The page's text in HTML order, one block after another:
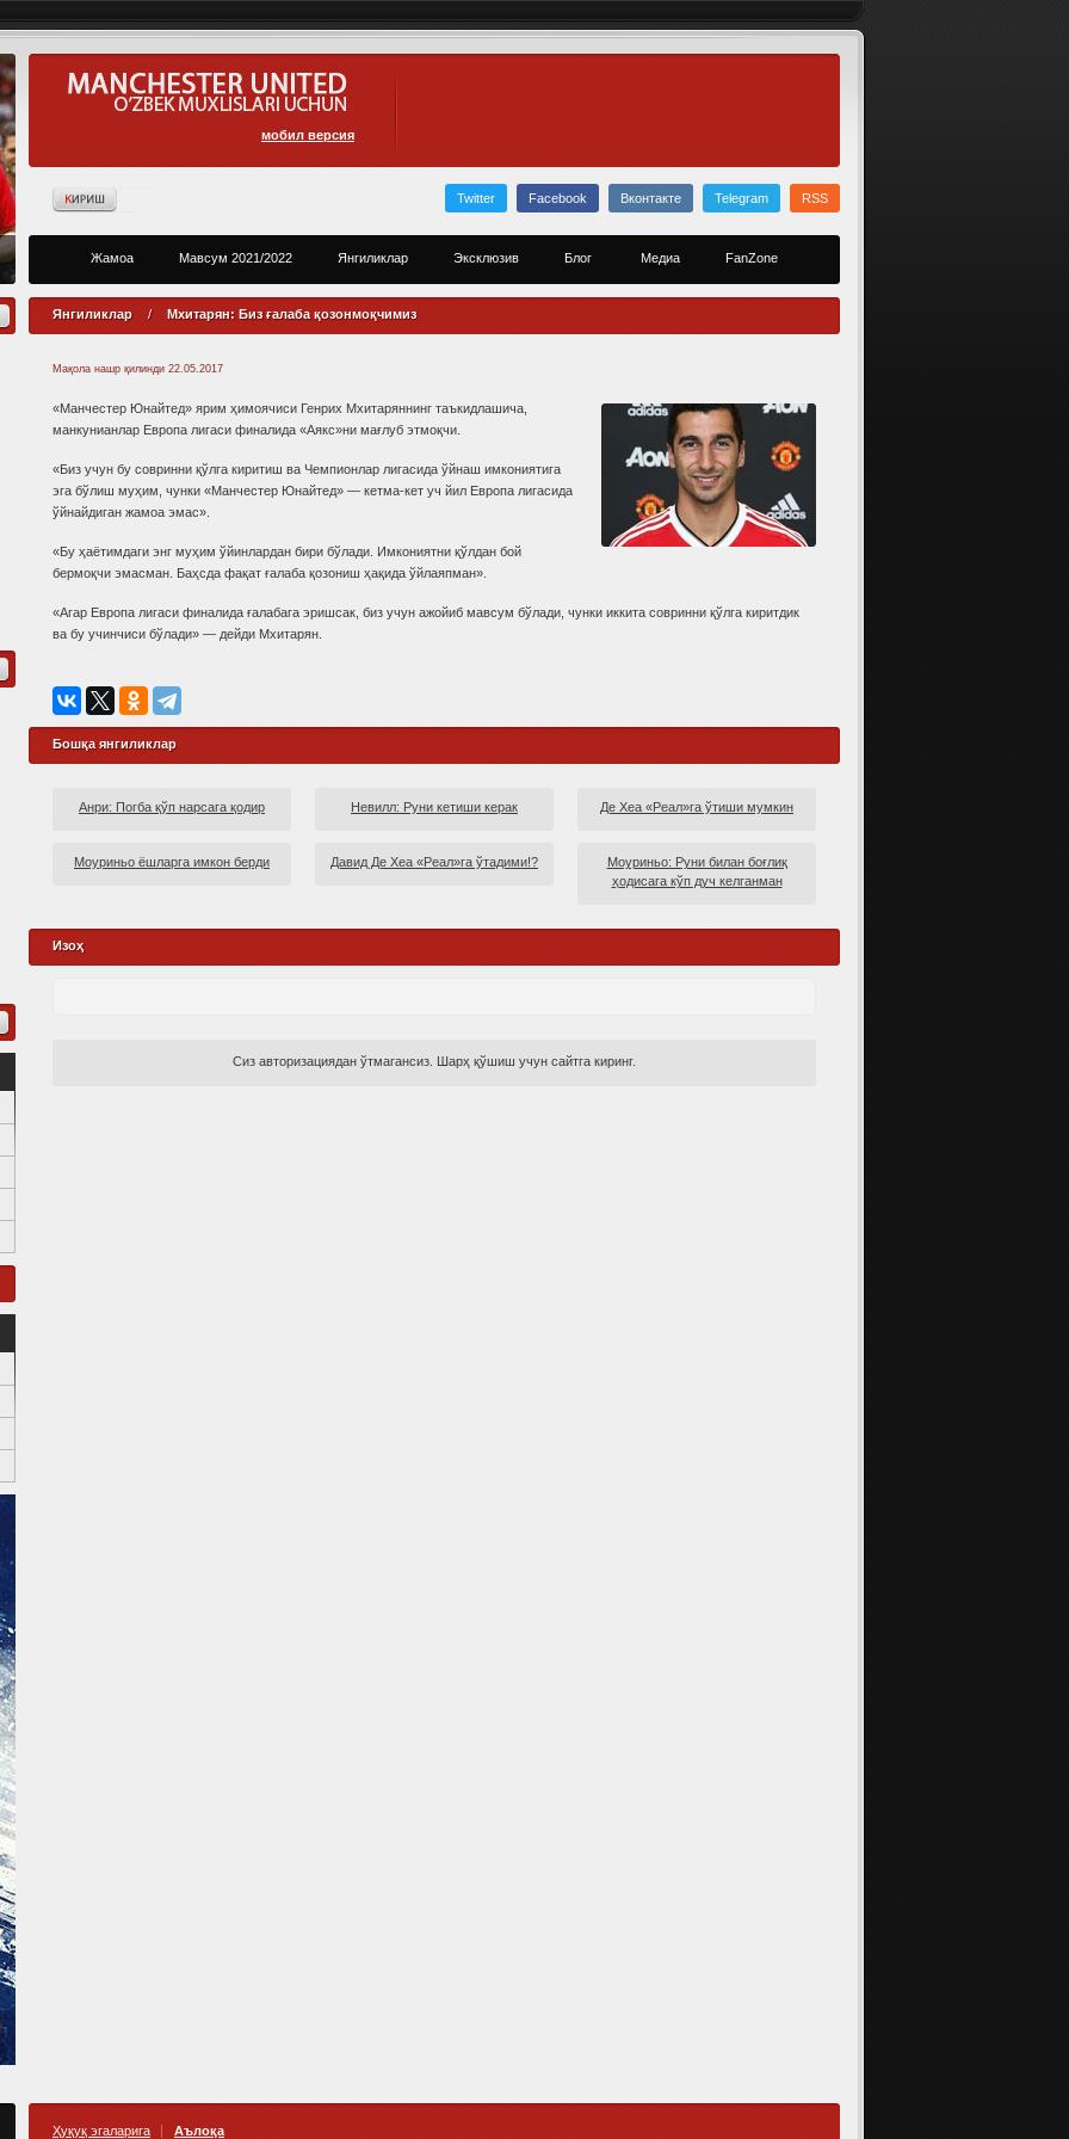
мобил версия
Twitter Facebook Вконтакте Telegram RSS
Жамоа Мавсум 2021/2022 Янгиликлар Эксклюзив Блог Медиа FanZone
Янгиликлар / Мхитарян: Биз ғалаба қозонмоқчимиз
Мақола нашр қилинди 22.05.2017
«Манчестер Юнайтед» ярим ҳимоячиси Генрих Мхитаряннинг таъкидлашича,
манкунианлар Европа лигаси финалида «Аякс»ни мағлуб этмоқчи.
«Биз учун бу совринни қўлга киритиш ва Чемпионлар лигасида ўйнаш имкониятига
эга бўлиш муҳим, чунки «Манчестер Юнайтед» — кетма-кет уч йил Европа лигасида
ўйнайдиган жамоа эмас».
«Бу ҳаётимдаги энг муҳим ўйинлардан бири бўлади. Имкониятни қўлдан бой
бермоқчи эмасман. Баҳсда фақат ғалаба қозониш ҳақида ўйлаяпман».
«Агар Европа лигаси финалида ғалабага эришсак, биз учун ажойиб мавсум бўлади, чунки иккита совринни қўлга киритдик
ва бу учинчиси бўлади» — дейди Мхитарян.
Бошқа янгиликлар
Анри: Погба қўп нарсага қодир Невилл: Руни кетиши керак Де Хеа «Реал»га ўтиши мумкин
Моуриньо ёшларга имкон берди Давид Де Хеа «Реал»га ўтадими!?
Моуриньо: Руни билан боғлиқ
ҳодисага кўп дуч келганман
Изоҳ
Сиз авторизациядан ўтмагансиз. Шарҳ қўшиш учун сайтга киринг.
Ҳуқуқ эгаларига Аълоқа